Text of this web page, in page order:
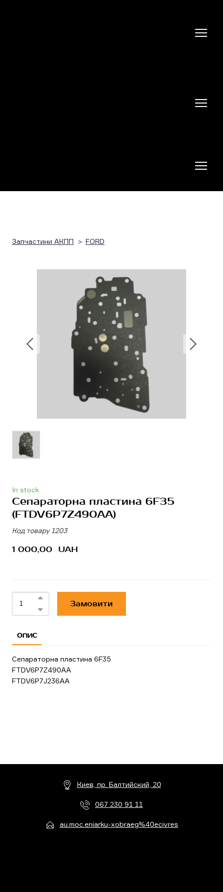
Запчастини АКПП FORD
In stock
Сепараторна пластина 6F35
(FTDV6P7Z490AA)
Код товару 1203
1 000,00  UAH
Замовити
ОПИС
Сепараторна пластина 6F35
FTDV6P7Z490AA
FTDV6P7J236AA
Киев, пр. Балтийский, 20
067 230 91 11
au.moc.eniarku-xobraeg%40ecivres